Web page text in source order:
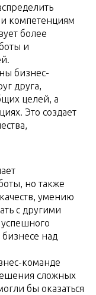
и компетенциям
более
и
бизнес-
друга,
целей, а
Это создает
но также
умению
с другими
над
команде
сложных
бы оказаться